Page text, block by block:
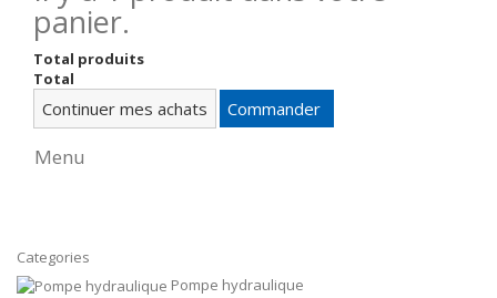
panier.
Total produits
Total
Continuer mes achats Commander
Menu
Categories
Pompe hydraulique